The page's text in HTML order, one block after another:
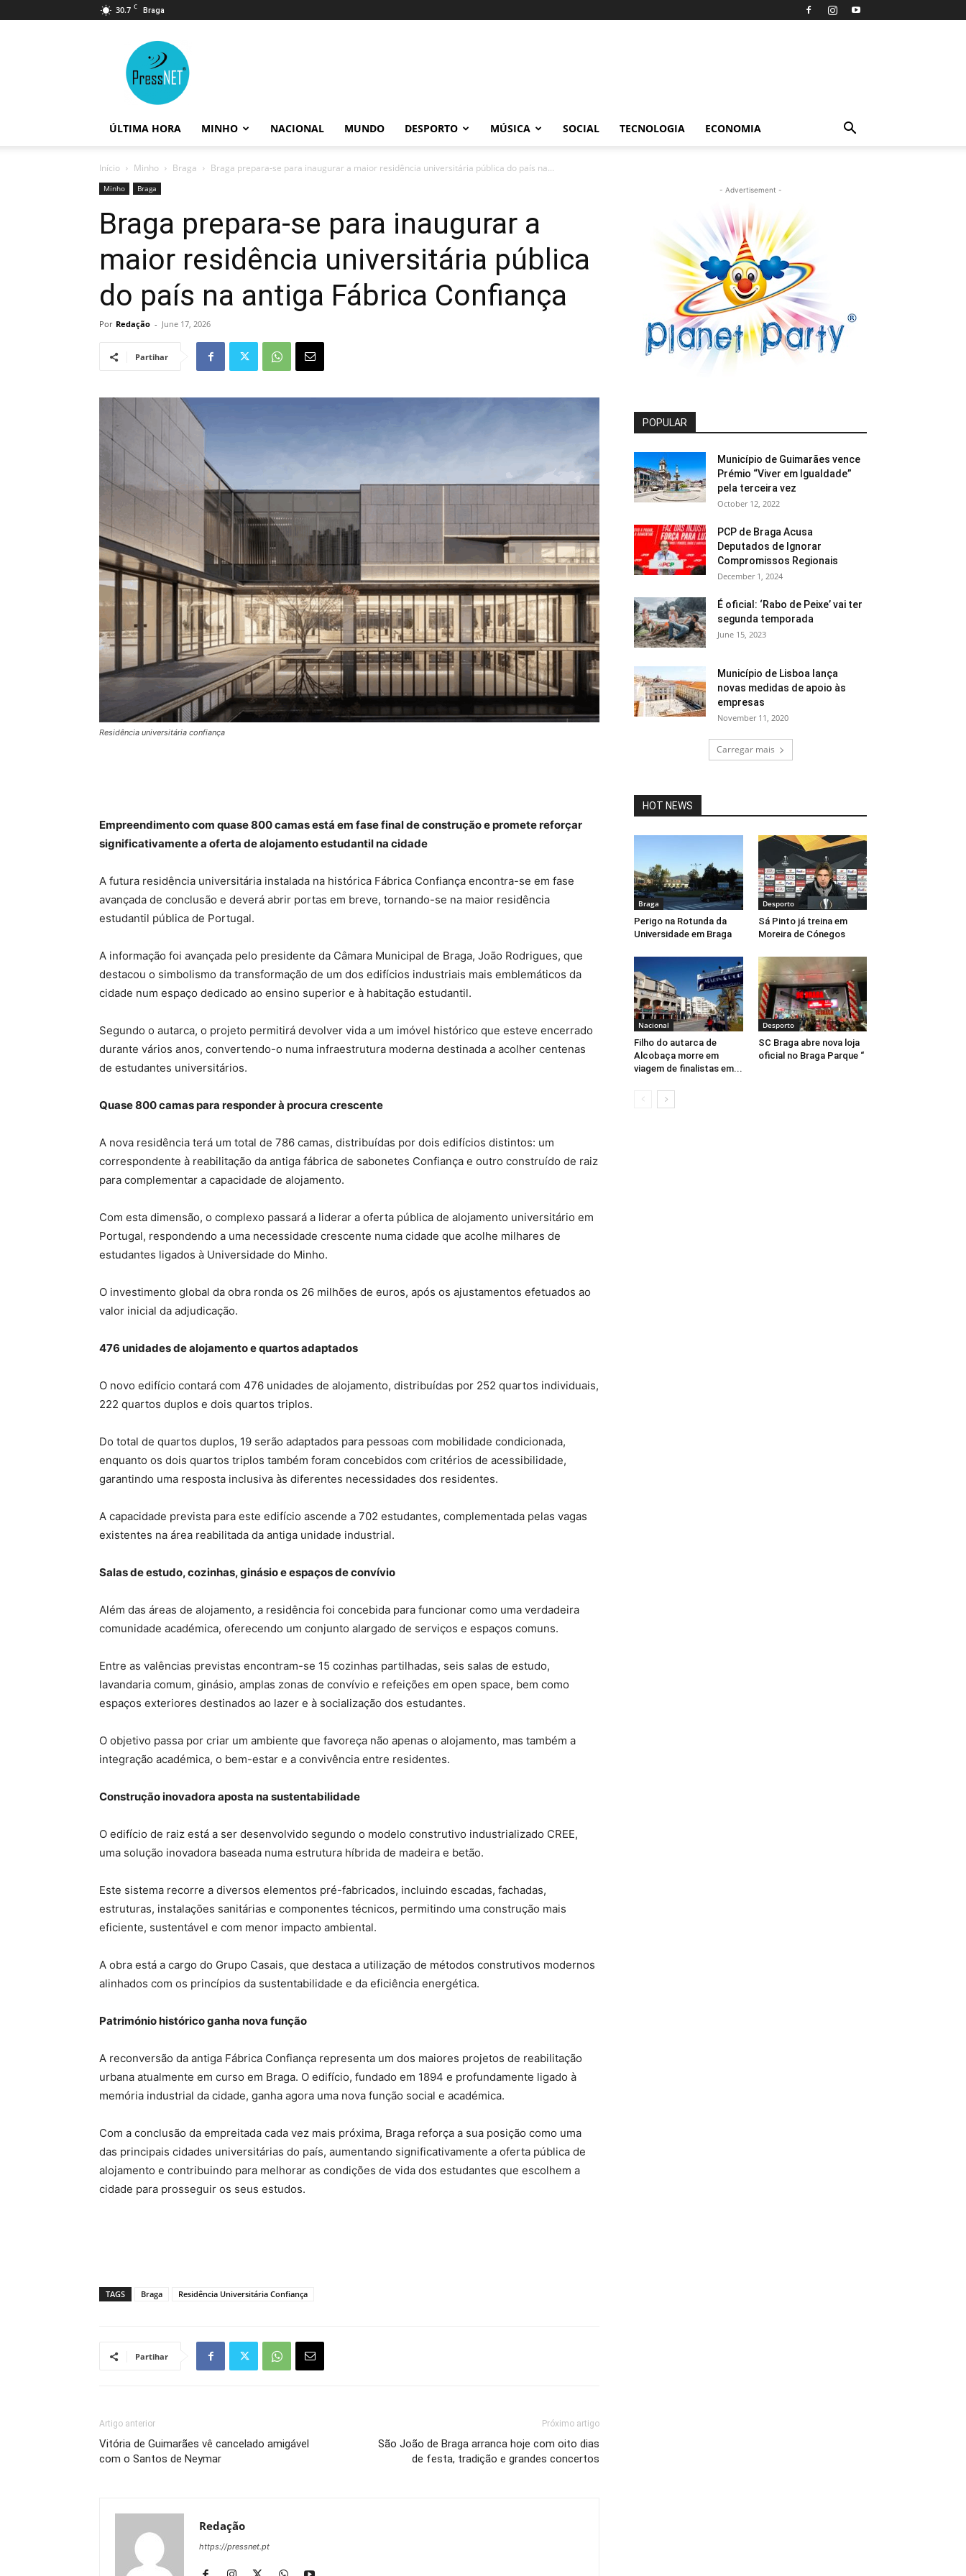
30.7 C Braga
ÚLTIMA HORA MINHO NACIONAL MUNDO DESPORTO MÚSICA SOCIAL TECNOLOGIA ECONOMIA
Início Minho Braga Braga prepara-se para inaugurar a maior residência universitária pública do país na...
Minho Braga
Braga prepara-se para inaugurar a
maior residência universitária pública
do país na antiga Fábrica Confiança
Por Redação - June 17, 2026
Partihar
Residência universitária confiança
Empreendimento com quase 800 camas está em fase final de construção e promete reforçar
significativamente a oferta de alojamento estudantil na cidade
A futura residência universitária instalada na histórica Fábrica Confiança encontra-se em fase
avançada de conclusão e deverá abrir portas em breve, tornando-se na maior residência
estudantil pública de Portugal.
A informação foi avançada pelo presidente da Câmara Municipal de Braga, João Rodrigues, que
destacou o simbolismo da transformação de um dos edifícios industriais mais emblemáticos da
cidade num espaço dedicado ao ensino superior e à habitação estudantil.
Segundo o autarca, o projeto permitirá devolver vida a um imóvel histórico que esteve encerrado
durante vários anos, convertendo-o numa infraestrutura moderna destinada a acolher centenas
de estudantes universitários.
Quase 800 camas para responder à procura crescente
A nova residência terá um total de 786 camas, distribuídas por dois edifícios distintos: um
correspondente à reabilitação da antiga fábrica de sabonetes Confiança e outro construído de raiz
para complementar a capacidade de alojamento.
Com esta dimensão, o complexo passará a liderar a oferta pública de alojamento universitário em
Portugal, respondendo a uma necessidade crescente numa cidade que acolhe milhares de
estudantes ligados à Universidade do Minho.
O investimento global da obra ronda os 26 milhões de euros, após os ajustamentos efetuados ao
valor inicial da adjudicação.
476 unidades de alojamento e quartos adaptados
O novo edifício contará com 476 unidades de alojamento, distribuídas por 252 quartos individuais,
222 quartos duplos e dois quartos triplos.
Do total de quartos duplos, 19 serão adaptados para pessoas com mobilidade condicionada,
enquanto os dois quartos triplos também foram concebidos com critérios de acessibilidade,
garantindo uma resposta inclusiva às diferentes necessidades dos residentes.
A capacidade prevista para este edifício ascende a 702 estudantes, complementada pelas vagas
existentes na área reabilitada da antiga unidade industrial.
Salas de estudo, cozinhas, ginásio e espaços de convívio
Além das áreas de alojamento, a residência foi concebida para funcionar como uma verdadeira
comunidade académica, oferecendo um conjunto alargado de serviços e espaços comuns.
Entre as valências previstas encontram-se 15 cozinhas partilhadas, seis salas de estudo,
lavandaria comum, ginásio, amplas zonas de convívio e refeições em open space, bem como
espaços exteriores destinados ao lazer e à socialização dos estudantes.
O objetivo passa por criar um ambiente que favoreça não apenas o alojamento, mas também a
integração académica, o bem-estar e a convivência entre residentes.
Construção inovadora aposta na sustentabilidade
O edifício de raiz está a ser desenvolvido segundo o modelo construtivo industrializado CREE,
uma solução inovadora baseada numa estrutura híbrida de madeira e betão.
Este sistema recorre a diversos elementos pré-fabricados, incluindo escadas, fachadas,
estruturas, instalações sanitárias e componentes técnicos, permitindo uma construção mais
eficiente, sustentável e com menor impacto ambiental.
A obra está a cargo do Grupo Casais, que destaca a utilização de métodos construtivos modernos
alinhados com os princípios da sustentabilidade e da eficiência energética.
Património histórico ganha nova função
A reconversão da antiga Fábrica Confiança representa um dos maiores projetos de reabilitação
urbana atualmente em curso em Braga. O edifício, fundado em 1894 e profundamente ligado à
memória industrial da cidade, ganha agora uma nova função social e académica.
Com a conclusão da empreitada cada vez mais próxima, Braga reforça a sua posição como uma
das principais cidades universitárias do país, aumentando significativamente a oferta pública de
alojamento e contribuindo para melhorar as condições de vida dos estudantes que escolhem a
cidade para prosseguir os seus estudos.
TAGS Braga Residência Universitária Confiança
Partihar
Artigo anterior
Vitória de Guimarães vê cancelado amigável
com o Santos de Neymar
Próximo artigo
São João de Braga arranca hoje com oito dias
de festa, tradição e grandes concertos
Redação
https://pressnet.pt
- Advertisement -
POPULAR
Município de Guimarães vence
Prémio “Viver em Igualdade”
pela terceira vez
October 12, 2022
PCP de Braga Acusa
Deputados de Ignorar
Compromissos Regionais
December 1, 2024
É oficial: ‘Rabo de Peixe’ vai ter
segunda temporada
June 15, 2023
Município de Lisboa lança
novas medidas de apoio às
empresas
November 11, 2020
Carregar mais
HOT NEWS
Braga
Perigo na Rotunda da
Universidade em Braga
Desporto
Sá Pinto já treina em
Moreira de Cónegos
Nacional
Filho do autarca de
Alcobaça morre em
viagem de finalistas em...
Desporto
SC Braga abre nova loja
oficial no Braga Parque “